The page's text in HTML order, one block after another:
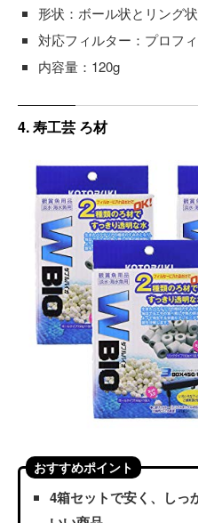
形状：ボール状とリング
対応フィルター：プロフ
内容量：120g
4. 寿工芸 ろ材
おすすめポイント
4箱セットで安く、しっ